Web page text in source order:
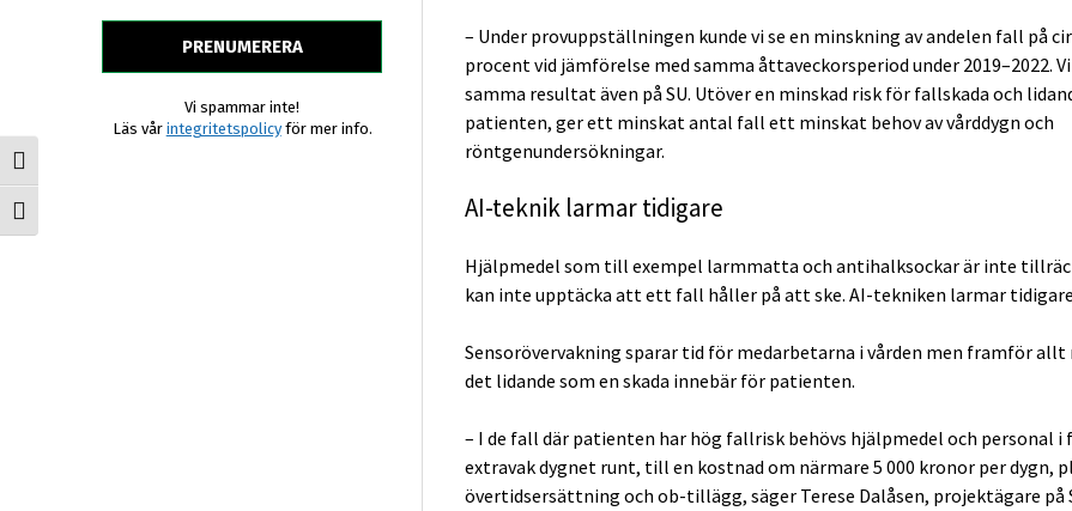
Slå på/av hög kontrast
Slå på/av textstorlek
Vi spammar inte!
Läs vår integritetspolicyför mer info.
– Under provuppställningen kunde vi se en minskning av andelen fall på
procent vid jämförelse med samma åttaveckorsperiod under 2019–2022.
samma resultat även på SU. Utöver en minskad risk för fallskada och
patienten, ger ett minskat antal fall ett minskat behov av vårddygn och
röntgenundersökningar.
AI-teknik larmar tidigare
Hjälpmedel som till exempel larmmatta och antihalksockar är inte
kan inte upptäcka att ett fall håller på att ske. AI-tekniken larmar
Sensorövervakning sparar tid för medarbetarna i vården men framför allt
det lidande som en skada innebär för patienten.
– I de fall där patienten har hög fallrisk behövs hjälpmedel och personal i
extravak dygnet runt, till en kostnad om närmare 5 000 kronor per dygn,
övertidsersättning och ob-tillägg, säger Terese Dalåsen, projektägare på